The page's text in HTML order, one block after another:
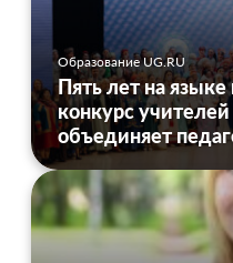
Образование UG.RU
Пять лет на языке
конкурс
объединяет